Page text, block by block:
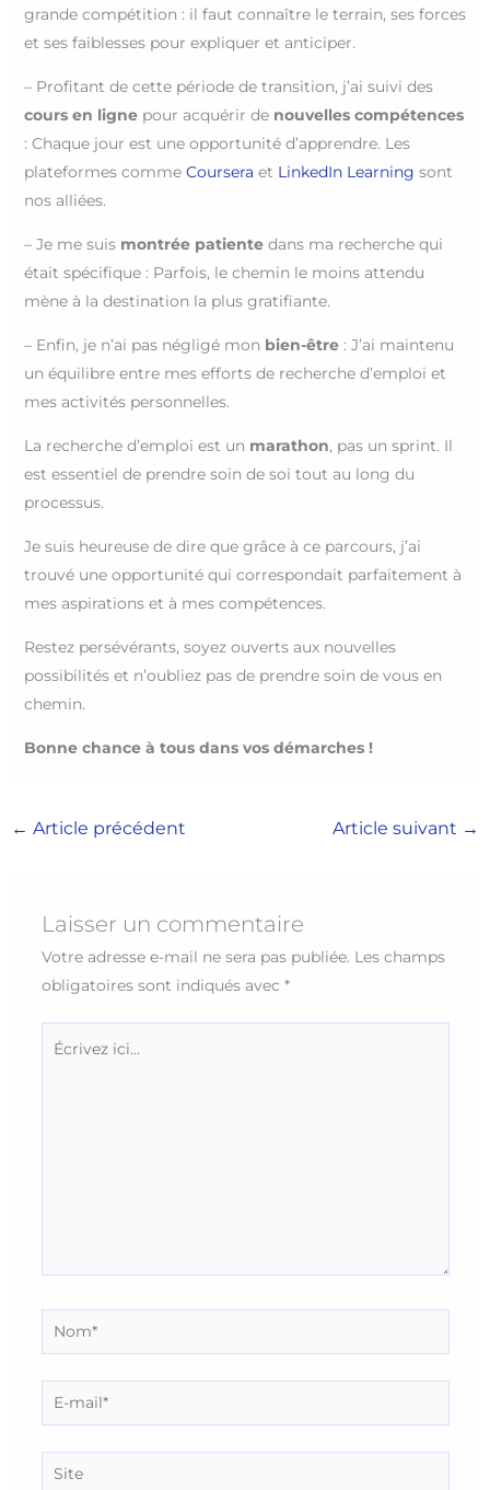
grande compétition : il faut connaître le terrain, ses forces
et ses faiblesses pour expliquer et anticiper.
– Profitant de cette période de transition, j’ai suivi des
cours en lignepour acquérir de nouvelles compétences
: Chaque jour est une opportunité d’apprendre. Les
plateformes comme Coursera et LinkedIn Learning sont
nos alliées.
– Je me suis montrée patientedans ma recherche qui
était spécifique : Parfois, le chemin le moins attendu
mène à la destination la plus gratifiante.
– Enfin, je n’ai pas négligé mon bien-être: J’ai maintenu
un équilibre entre mes efforts de recherche d’emploi et
mes activités personnelles.
La recherche d’emploi est un marathon, pas un sprint. Il
est essentiel de prendre soin de soi tout au long du
processus.
Je suis heureuse de dire que grâce à ce parcours, j’ai
trouvé une opportunité qui correspondait parfaitement à
mes aspirations et à mes compétences.
Restez persévérants, soyez ouverts aux nouvelles
possibilités et n’oubliez pas de prendre soin de vous en
chemin.
Bonne chance à tous dans vos démarches !
← Article précédent Article suivant →
Laisser un commentaire
Votre adresse e-mail ne sera pas publiée. Les champs
obligatoires sont indiqués avec *
Nom*
E-
mail*
Site